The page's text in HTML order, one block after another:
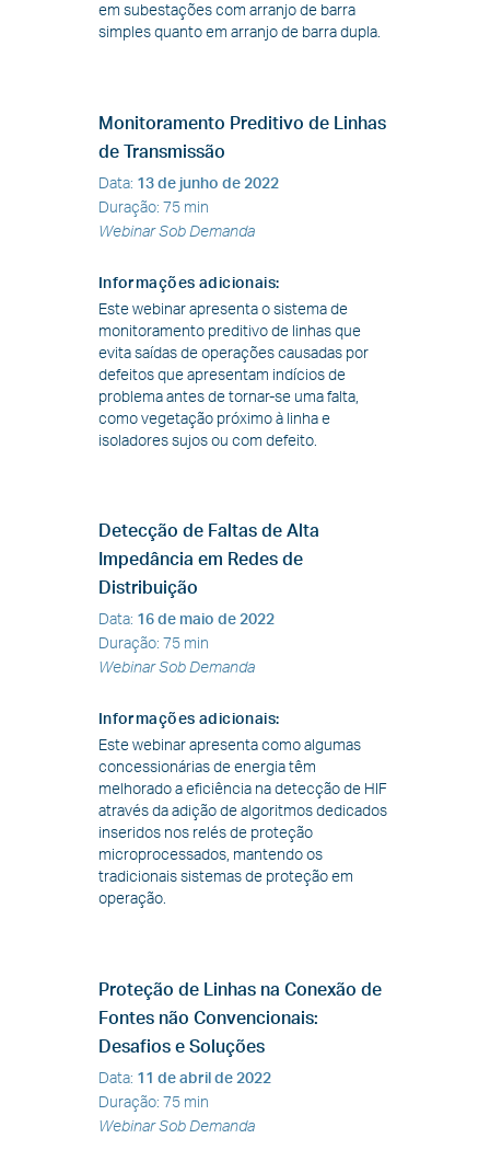
em subestações com arranjo de barra
simples quanto em arranjo de barra dupla.
Monitoramento Preditivo de Linhas
de Transmissão
Data: 13 de junho de 2022
Duração: 75 min
Webinar Sob Demanda
Informações adicionais:
Este webinar apresenta o sistema de
monitoramento preditivo de linhas que
evita saídas de operações causadas por
defeitos que apresentam indícios de
problema antes de tornar-se uma falta,
como vegetação próximo à linha e
isoladores sujos ou com defeito.
Detecção de Faltas de Alta
Impedância em Redes de
Distribuição
Data: 16 de maio de 2022
Duração: 75 min
Webinar Sob Demanda
Informações adicionais:
Este webinar apresenta como algumas
concessionárias de energia têm
melhorado a eficiência na detecção de HIF
através da adição de algoritmos dedicados
inseridos nos relés de proteção
microprocessados, mantendo os
tradicionais sistemas de proteção em
operação.
Proteção de Linhas na Conexão de
Fontes não Convencionais:
Desafios e Soluções
Data: 11 de abril de 2022
Duração: 75 min
Webinar Sob Demanda